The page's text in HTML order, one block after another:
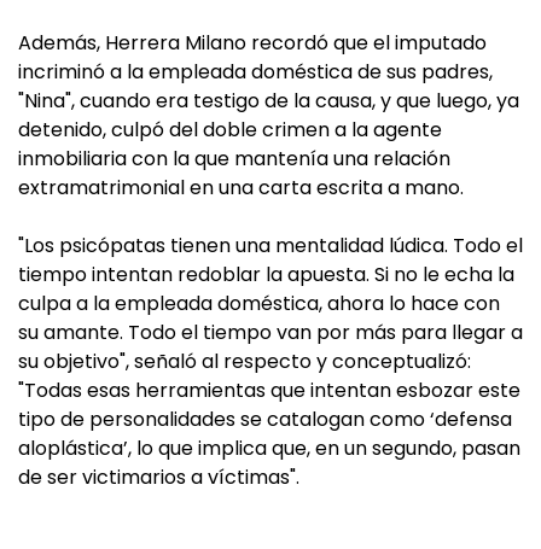
Además, Herrera Milano recordó que el imputado
incriminó a la empleada doméstica de sus padres,
"Nina", cuando era testigo de la causa, y que luego, ya
detenido, culpó del doble crimen a la agente
inmobiliaria con la que mantenía una relación
extramatrimonial en una carta escrita a mano.
"Los psicópatas tienen una mentalidad lúdica. Todo el
tiempo intentan redoblar la apuesta. Si no le echa la
culpa a la empleada doméstica, ahora lo hace con
su amante. Todo el tiempo van por más para llegar a
su objetivo", señaló al respecto y conceptualizó:
"Todas esas herramientas que intentan esbozar este
tipo de personalidades se catalogan como ‘defensa
aloplástica’, lo que implica que, en un segundo, pasan
de ser victimarios a víctimas".